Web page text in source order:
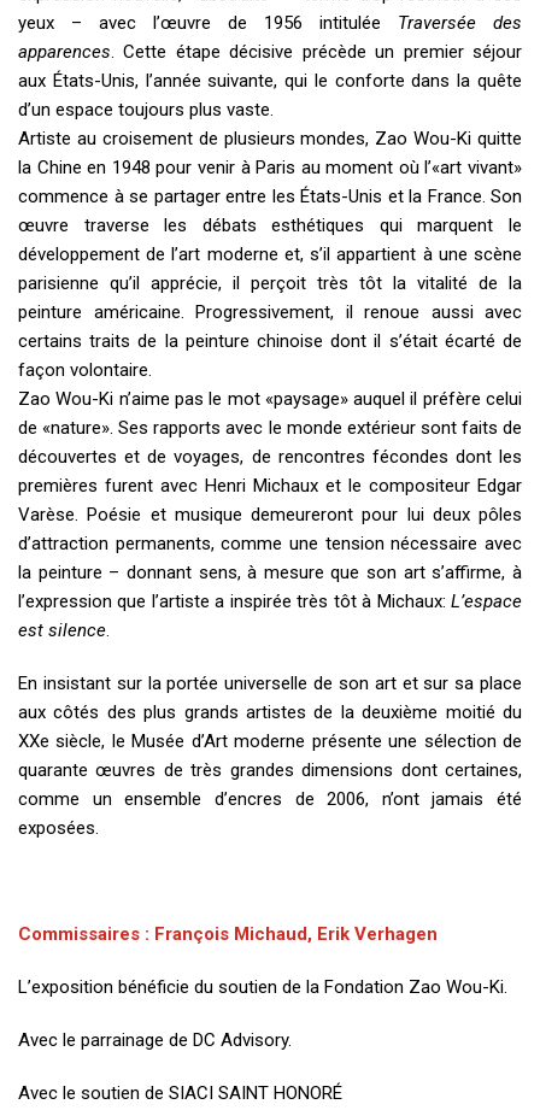
yeux – avec l’œuvre de 1956 intitulée Traversée des
apparences. Cette étape décisive précède un premier séjour
aux États-Unis, l’année suivante, qui le conforte dans la quête
d’un espace toujours plus vaste.
Artiste au croisement de plusieurs mondes, Zao Wou-Ki quitte
la Chine en 1948 pour venir à Paris au moment où l’«art vivant»
commence à se partager entre les États-Unis et la France. Son
œuvre traverse les débats esthétiques qui marquent le
développement de l’art moderne et, s’il appartient à une scène
parisienne qu’il apprécie, il perçoit très tôt la vitalité de la
peinture américaine. Progressivement, il renoue aussi avec
certains traits de la peinture chinoise dont il s’était écarté de
façon volontaire.
Zao Wou-Ki n’aime pas le mot «paysage» auquel il préfère celui
de «nature». Ses rapports avec le monde extérieur sont faits de
découvertes et de voyages, de rencontres fécondes dont les
premières furent avec Henri Michaux et le compositeur Edgar
Varèse. Poésie et musique demeureront pour lui deux pôles
d’attraction permanents, comme une tension nécessaire avec
la peinture – donnant sens, à mesure que son art s’affirme, à
l’expression que l’artiste a inspirée très tôt à Michaux: L’espace
est silence.
En insistant sur la portée universelle de son art et sur sa place
aux côtés des plus grands artistes de la deuxième moitié du
XXe siècle, le Musée d’Art moderne présente une sélection de
quarante œuvres de très grandes dimensions dont certaines,
comme un ensemble d’encres de 2006, n’ont jamais été
exposées.
Commissaires : François Michaud, Erik Verhagen
L’exposition bénéficie du soutien de la Fondation Zao Wou-Ki.
Avec le parrainage de DC Advisory.
Avec le soutien de SIACI SAINT HONORÉ